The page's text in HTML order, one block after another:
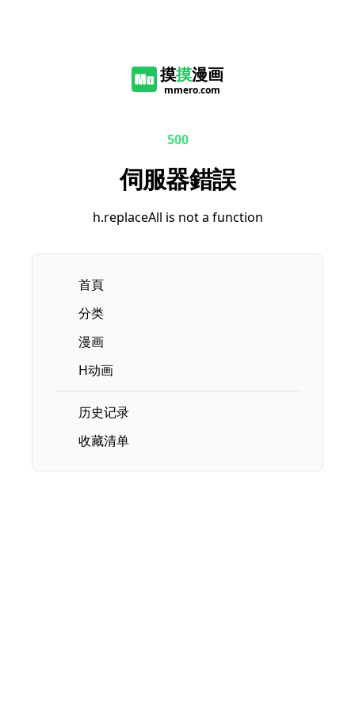
摸摸漫画
mmero.com
500
伺服器錯誤
h.replaceAll is not a function
首頁
分类
漫画
H动画
历史记录
收藏清单